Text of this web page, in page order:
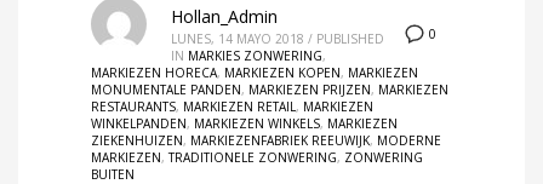
0
Hollan_Admin
LUNES, 14 MAYO 2018 / PUBLISHED
IN MARKIES ZONWERING,
MARKIEZEN HORECA, MARKIEZEN KOPEN, MARKIEZEN
MONUMENTALE PANDEN, MARKIEZEN PRIJZEN, MARKIEZEN
RESTAURANTS, MARKIEZEN RETAIL, MARKIEZEN
WINKELPANDEN, MARKIEZEN WINKELS, MARKIEZEN
ZIEKENHUIZEN, MARKIEZENFABRIEK REEUWIJK, MODERNE
MARKIEZEN,TRADITIONELE ZONWERING, ZONWERING
BUITEN